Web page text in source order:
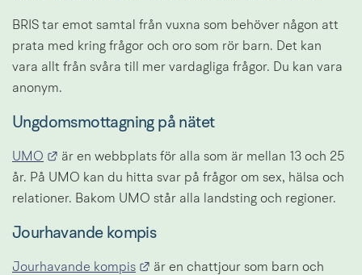
BRIS tar emot samtal från vuxna som behöver någon att
prata med kring frågor och oro som rör barn. Det kan
vara allt från svåra till mer vardagliga frågor. Du kan vara
anonym.
Ungdomsmottagning på nätet
UMO Länk till annan webbplats.
är en webbplats för alla som är mellan 13 och 25
år. På UMO kan du hitta svar på frågor om sex, hälsa och
relationer. Bakom UMO står alla landsting och regioner.
Jourhavande kompis
Jourhavande kompis Länk till annan webbplats.
är en chattjour som barn och